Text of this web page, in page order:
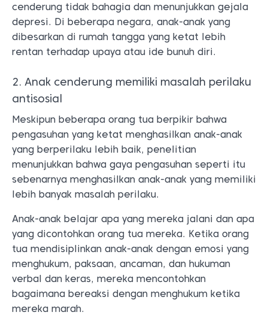
cenderung tidak bahagia dan menunjukkan gejala
depresi. Di beberapa negara, anak-anak yang
dibesarkan di rumah tangga yang ketat lebih
rentan terhadap upaya atau ide bunuh diri.
2. Anak cenderung memiliki masalah perilaku
antisosial
Meskipun beberapa orang tua berpikir bahwa
pengasuhan yang ketat menghasilkan anak-anak
yang berperilaku lebih baik, penelitian
menunjukkan bahwa gaya pengasuhan seperti itu
sebenarnya menghasilkan anak-anak yang memiliki
lebih banyak masalah perilaku.
Anak-anak belajar apa yang mereka jalani dan apa
yang dicontohkan orang tua mereka. Ketika orang
tua mendisiplinkan anak-anak dengan emosi yang
menghukum, paksaan, ancaman, dan hukuman
verbal dan keras, mereka mencontohkan
bagaimana bereaksi dengan menghukum ketika
mereka marah.